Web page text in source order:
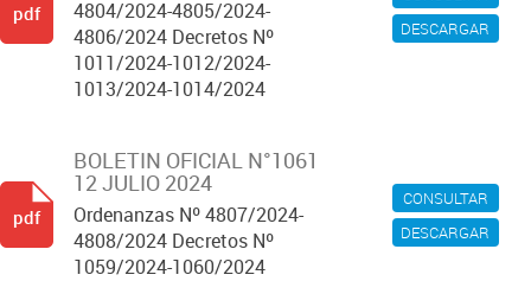
DESCARGAR
4804/2024-4805/2024-
4806/2024 Decretos Nº
1011/2024-1012/2024-
1013/2024-1014/2024
pdf
CONSULTAR
DESCARGAR
BOLETIN OFICIAL N°1061
12 JULIO 2024
Ordenanzas Nº 4807/2024-
4808/2024 Decretos Nº
1059/2024-1060/2024
pdf